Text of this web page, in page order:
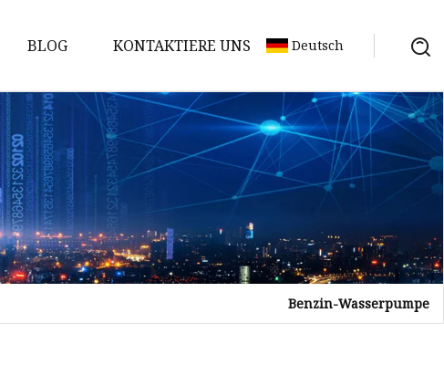
BLOG KONTAKTIERE UNS Deutsch
Benzin-Wasserpumpe